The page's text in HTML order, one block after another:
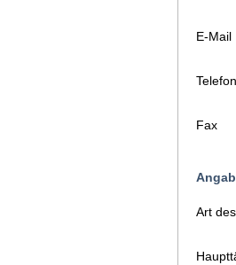
E-Mail
Telefon
Fax
Art